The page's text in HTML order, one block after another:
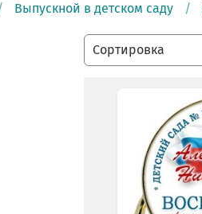
Выпускной в детском саду